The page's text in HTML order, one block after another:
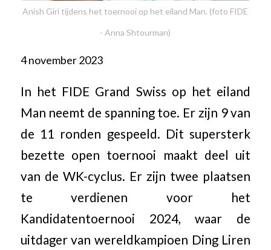
Anish Giri tijdens het toernooi op het eiland Man. (foto FIDE
- Anna Shtourman)
4 november 2023
In het FIDE Grand Swiss op het eiland
Man neemt de spanning toe. Er zijn 9 van
de 11 ronden gespeeld. Dit supersterk
bezette open toernooi maakt deel uit
van de WK-cyclus. Er zijn twee plaatsen
te verdienen voor het
Kandidatentoernooi 2024, waar de
uitdager van wereldkampioen Ding Liren